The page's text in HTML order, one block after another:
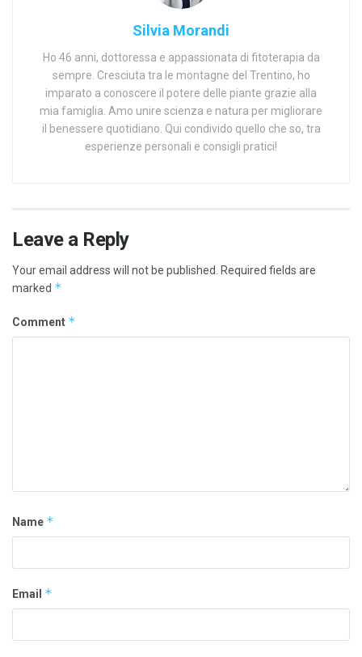
Silvia Morandi
Ho 46 anni, dottoressa e appassionata di fitoterapia da
sempre. Cresciuta tra le montagne del Trentino, ho
imparato a conoscere il potere delle piante grazie alla
mia famiglia. Amo unire scienza e natura per migliorare
il benessere quotidiano. Qui condivido quello che so, tra
esperienze personali e consigli pratici!
Leave a Reply
Your email address will not be published. Required fields are
marked *
Comment *
Name *
Email *